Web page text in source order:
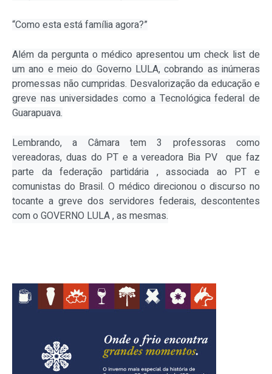
“Como esta está família agora?”
Além da pergunta o médico apresentou um check list de
um ano e meio do Governo LULA, cobrando as inúmeras
promessas não cumpridas. Desvalorização da educação e
greve nas universidades como a Tecnológica federal de
Guarapuava.
Lembrando, a Câmara tem 3 professoras como
vereadoras, duas do PT e a vereadora Bia PV que faz
parte da federação partidária , associada ao PT e
comunistas do Brasil. O médico direcionou o discurso no
tocante a greve dos servidores federais, descontentes
com o GOVERNO LULA , as mesmas.